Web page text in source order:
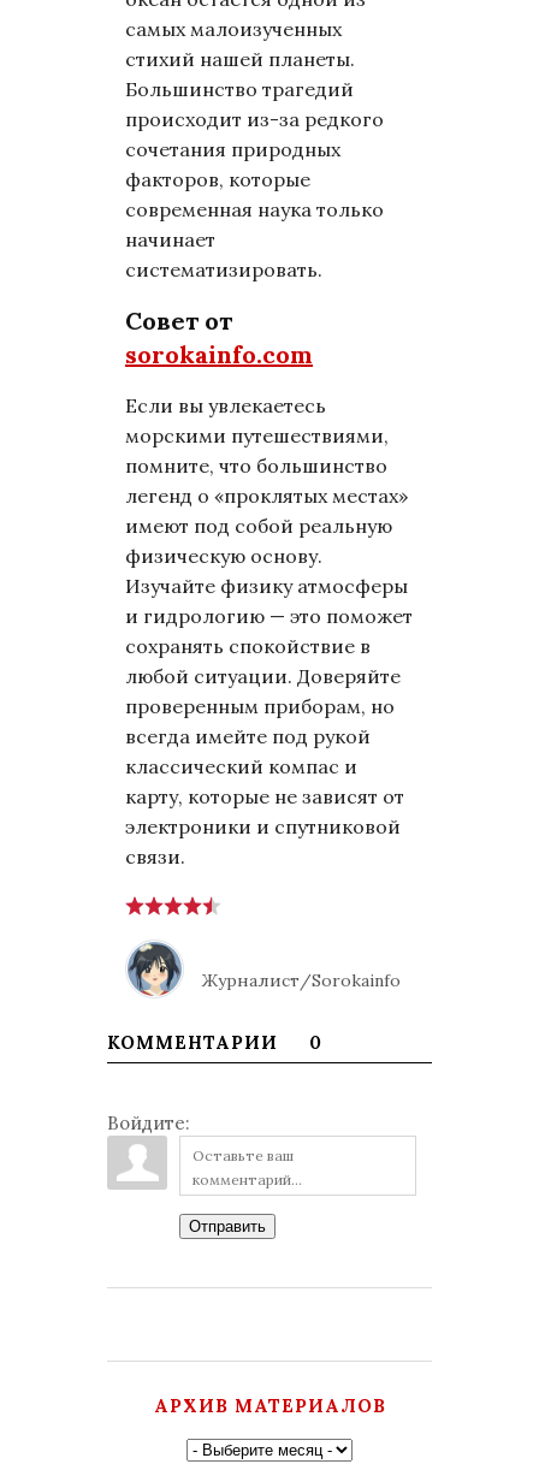
самых малоизученных
стихий нашей планеты.
Большинство трагедий
происходит из-за редкого
сочетания природных
факторов, которые
современная наука только
начинает
систематизировать.
Совет от
sorokainfo.com
Если вы увлекаетесь
морскими путешествиями,
помните, что большинство
легенд о «проклятых местах»
имеют под собой реальную
физическую основу.
Изучайте физику атмосферы
и гидрологию — это поможет
сохранять спокойствие в
любой ситуации. Доверяйте
проверенным приборам, но
всегда имейте под рукой
классический компас и
карту, которые не зависят от
электроники и спутниковой
связи.
Журналист/Sorokainfo
КОММЕНТАРИИ 0
Войдите:
Отправить
АРХИВ МАТЕРИАЛОВ